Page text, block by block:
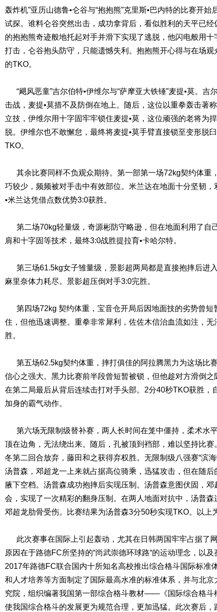
轰炸机”亚历山德鲁•仑谷与“抱抱熊”克里斯•巴内特的比赛开始
试探。谁料仑谷突然出击，成功拿背后，看似胜利的天平已
的抱抱熊奇迹般地托起对手并滑下实现了逃脱，他闪电般用
打击，仑谷抱头防守，只能遗憾失利。抱抱熊开心得与在场
的TKO。
“飓风恶童”吉尔伯特•伊维尔与“萨摩亚大铁锤”麦提•莫。吉
击战，麦提•莫措不及防倒在地上。随后，这位以重拳轰击著
立技，伊维尔用十字固牢牢锁住麦提•莫，这位顽强的老将为
脱。伊维尔也不敢懈怠，最终将麦提•莫手臂直接锁至变形脱
TKO。
其余比赛同样不负观众期待。第一部第一场72kg契约体重
巧较少，频频被对手击中有效部位。米兰达在地面十分坚韧
•米兰达凭借点数优势3:0获胜。
第二场70kg轻量级，奇源彬防守略逊，但在地面利用了自
肩和十字固等技术，最终3:0战胜提拉育•卡哈尔特。
第三场61.5kg女子雏量级，景影超两局都是直接抱摔后进
麻里奈体力耗尽。景影超压倒对手3:0完胜。
第四场72kg 契约体重，宝音仓开局后因地面技的劣势曾短
住，但他迅速调整。重拳非常犀利，佐佐木信治血流如注，
胜。
第五场62.5kg契约体重，摔打俱佳的阿拉腾黑力为这场比
信心之强大。黑力比赛前半段曾短暂被锁，但他趁对方滑倒
在第二局最后从背后连续击打对手头部。2分40秒TKO获胜，
加身的霸气动作。
第六场无限制级替补赛，两人长时间在笼中僵持，柔术水
顶在边角，无法绕出来。随后，孔被顶到裆部，难以坚持比
冬第二回合放弃，藤田和之获得弃权胜。无限制级八强赛“滨
汤普森，邓超龙一上来就占据高位骑乘，迅猛攻击，但在随
腋下空档。汤普森成功抱摔后实现压制。汤普森意图伏固，
会，实现了一次精彩的翻身压制。在两人地面对抗中，汤普
邓超龙肋骨受伤。比赛结果为汤普森3分50秒实现TKO。以上
此次赛事在国际上引起轰动，尤其在日韩两国牢牢占据了
原因在于路德FC所坚持的“尚武崇德环球路“的运动理念，以
2017年路德FC联合国内十所知名高校推出综合格斗国际标准
和人才培养等方面制定了国际最高水准的标准体系，并与北
究院，组织编著我国第一部综合格斗教材——《国际综合格斗
使我国综合格斗的发展更为规范合理，更加迅猛。此次赛后